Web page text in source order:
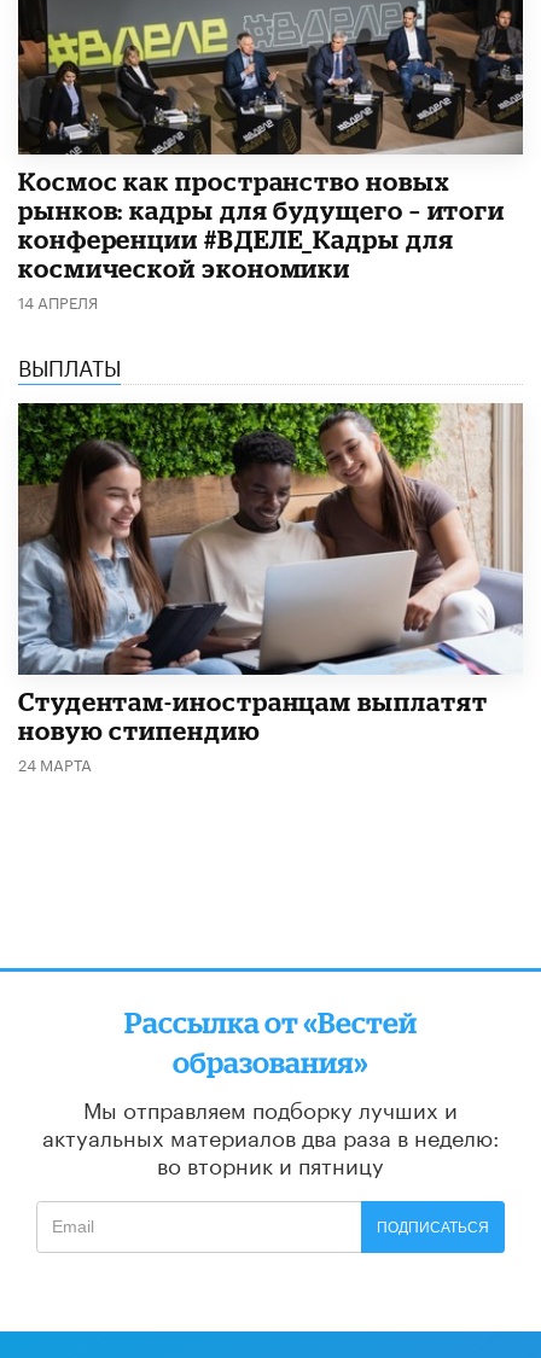
Космос как пространство новых
рынков: кадры для будущего – итоги
конференции #ВДЕЛЕ_Кадры для
космической экономики
14 АПРЕЛЯ
ВЫПЛАТЫ
Студентам-иностранцам выплатят
новую стипендию
24 МАРТА
Рассылка от «Вестей
образования»
Мы отправляем подборку лучших и
актуальных материалов два раза в неделю:
во вторник и пятницу
ПОДПИСАТЬСЯ